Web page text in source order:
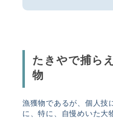
たきやで捕ら
物
漁獲物であるが、個人技
に、特に、自慢めいた大